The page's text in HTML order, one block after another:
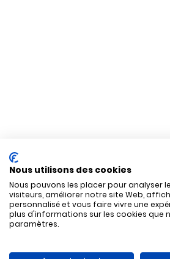
Nous utilisons des cookies
Nous pouvons les placer pour analyser
visiteurs, améliorer notre site Web,
personnalisé et vous faire vivre une
plus d'informations sur les cookies que
paramètres.